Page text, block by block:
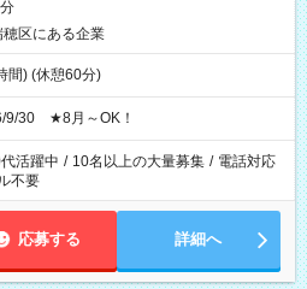
区にある企業
間) (休憩60分)
9/30 ★8月～OK！
活躍中 / 10名以上の大量募集 / 電話対応
不要
応募する 詳細へ